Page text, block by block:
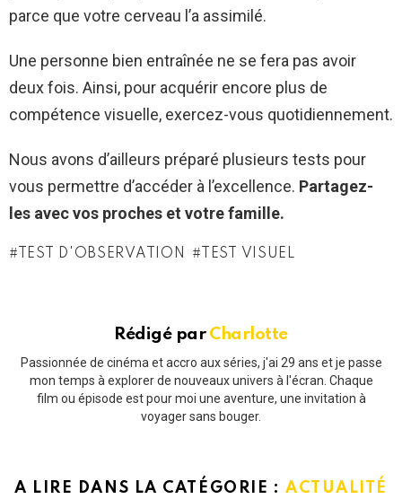
parce que votre cerveau l’a assimilé.
Une personne bien entraînée ne se fera pas avoir
deux fois. Ainsi, pour acquérir encore plus de
compétence visuelle, exercez-vous quotidiennement.
Nous avons d’ailleurs préparé plusieurs tests pour
vous permettre d’accéder à l’excellence. Partagez-
les avec vos proches et votre famille.
TEST D'OBSERVATION TEST VISUEL
Rédigé par Charlotte
Passionnée de cinéma et accro aux séries, j'ai 29 ans et je passe
mon temps à explorer de nouveaux univers à l'écran. Chaque
film ou épisode est pour moi une aventure, une invitation à
voyager sans bouger.
A LIRE DANS LA CATÉGORIE : ACTUALITÉ